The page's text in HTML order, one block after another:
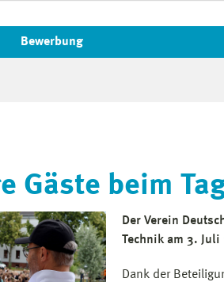
Bewerbung
Gäste beim
Der Verein
Technik am 3.
Dank der